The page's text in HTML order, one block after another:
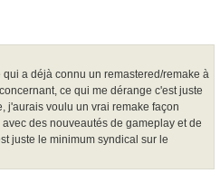
a déjà connu un remastered/remake à
ce qui me dérange c'est juste
j'aurais voulu un vrai remake façon
des nouveautés de gameplay et de
juste le minimum syndical sur le